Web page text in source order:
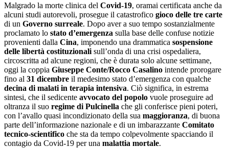
Malgrado la morte clinica del Covid-19, oramai certificata anche da
alcuni studi autorevoli, prosegue il catastrofico gioco delle tre carte
di un Governo surreale. Dopo aver a suo tempo sostanzialmente
proclamato lo stato d’emergenza sulla base delle confuse notizie
provenienti dalla Cina, imponendo una drammatica sospensione
delle libertà costituzionali sull’onda di una crisi ospedaliera,
circoscritta ad alcune regioni, che è durata solo alcune settimane,
oggi la coppia Giuseppe Conte/Rocco Casalino intende prorogare
fino al 31 dicembre il medesimo stato d’emergenza con qualche
decina di malati in terapia intensiva. Ciò significa, in estrema
sintesi, che il sedicente avvocato del popolo vuole proseguire ad
oltranza il suo regime di Pulcinella che gli conferisce pieni poteri,
con l’avallo quasi incondizionato della sua maggioranza, di buona
parte dell’informazione nazionale e di un imbarazzante Comitato
tecnico-scientifico che sta da tempo colpevolmente spacciando il
contagio da Covid-19 per una malattia mortale.